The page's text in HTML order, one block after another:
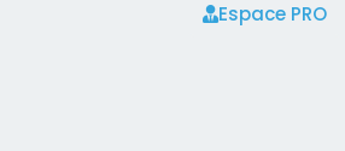
Espace PRO